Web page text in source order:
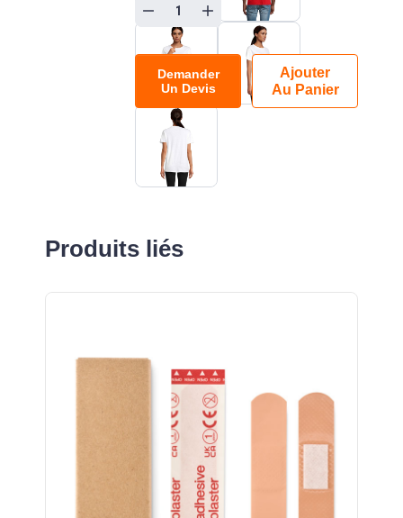
Demander
Un Devis
Ajouter
Au Panier
Produits liés